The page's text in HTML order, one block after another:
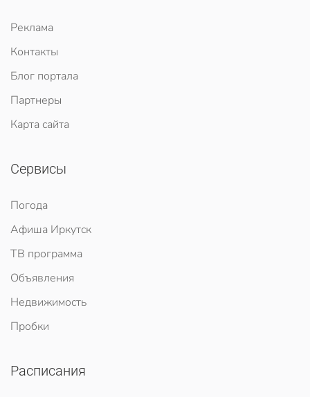
Реклама
Контакты
Блог портала
Партнеры
Карта сайта
Сервисы
Погода
Афиша Иркутск
ТВ программа
Объявления
Недвижимость
Пробки
Расписания